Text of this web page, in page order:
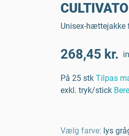
Unisex-hættejakke
268,45 kr.
På 25 stk Tilpas
exkl. tryk/stick
Vælg farve: lys